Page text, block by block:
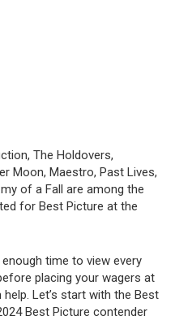
The Holdovers,
Moon, Maestro, Past Lives,
of a Fall are among the
for Best Picture at the
time to view every
placing your wagers at
Let’s start with the Best
Best Picture contender